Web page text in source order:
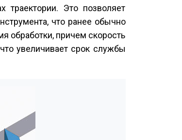
траектории. Это позволяет
что ранее обычно
обработки, причем скорость
увеличивает срок службы